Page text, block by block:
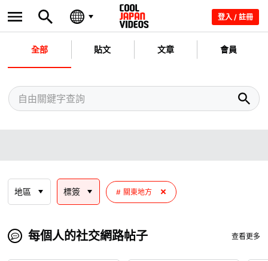
登入 / 註冊
全部 貼文 文章 會員
地區 標簽 關東地方
每個人的社交網路帖子 查看更多